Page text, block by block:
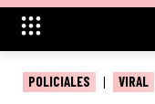
POLICIALES VIRAL